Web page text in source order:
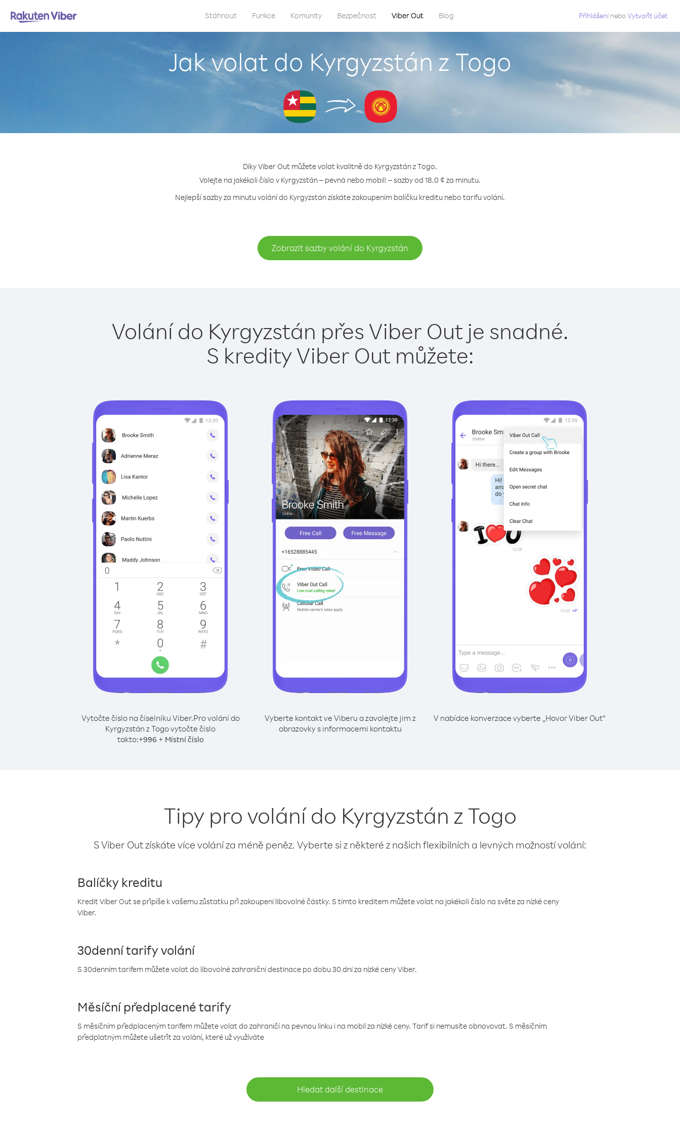
Stáhnout Funkce Komunity Bezpečnost Viber Out Blog Přihlášení neboVytvořit účet
Jak volat do Kyrgyzstán z Togo
Díky Viber Out můžete volat kvalitně do Kyrgyzstán z Togo.
Volejte na jakékoli číslo v Kyrgyzstán – pevná nebo mobil! – sazby od 18.0 ¢ za minutu.
Nejlepší sazby za minutu volání do Kyrgyzstán získáte zakoupením balíčku kreditu nebo tarifu volání.
Zobrazit sazby volání do Kyrgyzstán
Volání do Kyrgyzstán přes Viber Out je snadné.
S kredity Viber Out můžete:
Vytočte číslo na číselníku Viber.Pro volání do
Kyrgyzstán z Togo vytočte číslo
takto:+996 + Místní číslo
Vyberte kontakt ve Viberu a zavolejte jim z
obrazovky s informacemi kontaktu
V nabídce konverzace vyberte „Hovor Viber Out“
Tipy pro volání do Kyrgyzstán z Togo
S Viber Out získáte více volání za méně peněz. Vyberte si z některé z našich flexibilních a levných možností volání:
Balíčky kreditu
Kredit Viber Out se připíše k vašemu zůstatku při zakoupení libovolné částky. S tímto kreditem můžete volat na jakékoli číslo na světe za nízké ceny
Viber.
30denní tarify volání
S 30denním tarifem můžete volat do libovolné zahraniční destinace po dobu 30 dní za nízké ceny Viber.
Měsíční předplacené tarify
S měsíčním předplaceným tarifem můžete volat do zahraničí na pevnou linku i na mobil za nízké ceny. Tarif si nemusíte obnovovat. S měsíčním
předplatným můžete ušetřit za volání, které už využíváte
Hledat další destinace